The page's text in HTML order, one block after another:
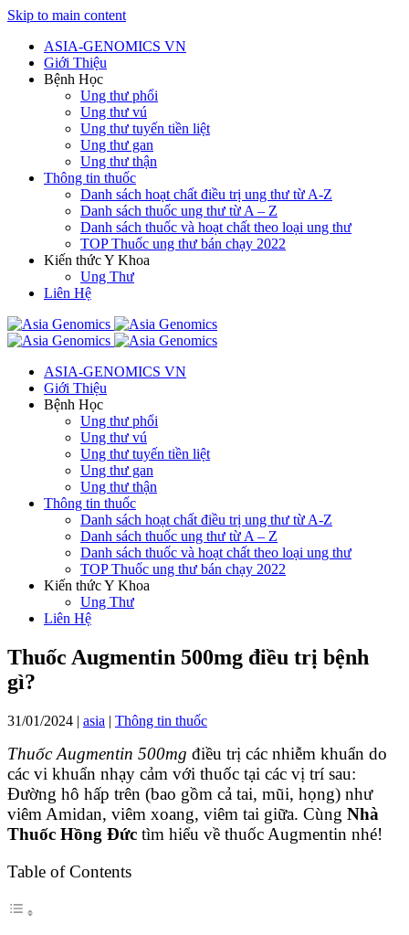
Skip to main content
ASIA-GENOMICS VN
Giới Thiệu
Bệnh Học
Ung thư phổi
Ung thư vú
Ung thư tuyến tiền liệt
Ung thư gan
Ung thư thận
Thông tin thuốc
Danh sách hoạt chất điều trị ung thư từ A-Z
Danh sách thuốc ung thư từ A – Z
Danh sách thuốc và hoạt chất theo loại ung thư
TOP Thuốc ung thư bán chạy 2022
Kiến thức Y Khoa
Ung Thư
Liên Hệ
ASIA-GENOMICS VN
Giới Thiệu
Bệnh Học
Ung thư phổi
Ung thư vú
Ung thư tuyến tiền liệt
Ung thư gan
Ung thư thận
Thông tin thuốc
Danh sách hoạt chất điều trị ung thư từ A-Z
Danh sách thuốc ung thư từ A – Z
Danh sách thuốc và hoạt chất theo loại ung thư
TOP Thuốc ung thư bán chạy 2022
Kiến thức Y Khoa
Ung Thư
Liên Hệ
Thuốc Augmentin 500mg điều trị bệnh
gì?
31/01/2024 | asia | Thông tin thuốc
Thuốc Augmentin 500mg điều trị các nhiễm khuẩn do
các vi khuẩn nhạy cảm với thuốc tại các vị trí sau:
Ðường hô hấp trên (bao gồm cả tai, mũi, họng) như
viêm Amidan, viêm xoang, viêm tai giữa. Cùng Nhà
Thuốc Hồng Đức tìm hiểu về thuốc Augmentin nhé!
Table of Contents